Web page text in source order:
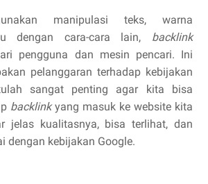
manipulasi teks, warna
dengan cara-cara lain, backlink
pengguna dan mesin pencari. Ini
pelanggaran terhadap kebijakan
sangat penting agar kita bisa
backlinkyang masuk ke website kita
jelas kualitasnya, bisa terlihat, dan
dengan kebijakan Google.